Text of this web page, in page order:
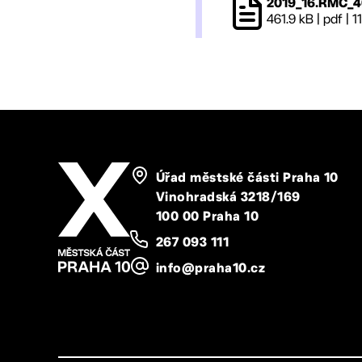
461.9 kB | pdf |
Úřad městské části Praha 10
Vinohradská 3218/169
100 00 Praha 10
267 093 111
info@praha10.cz